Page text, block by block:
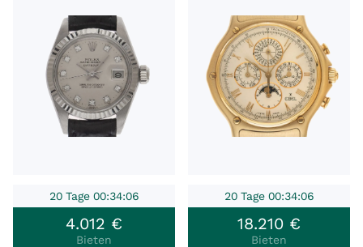
20 Tage 00:34:06
4.012 €
Bieten
20 Tage 00:34:06
18.210 €
Bieten